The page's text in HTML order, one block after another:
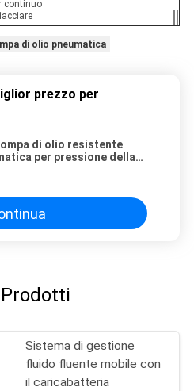
continuo
di olio pneumatica
prezzo per
di olio resistente
per pressione della
Sistema di gestione
fluido fluente mobile con
il caricabatteria